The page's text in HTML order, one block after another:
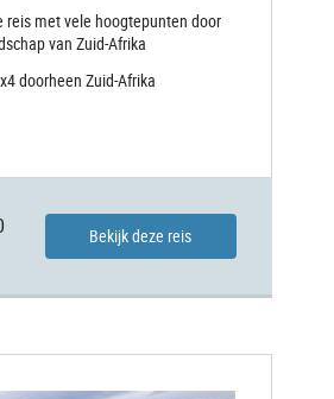
reis met vele hoogtepunten door
van Zuid-Afrika
doorheen Zuid-Afrika
Bekijk deze reis